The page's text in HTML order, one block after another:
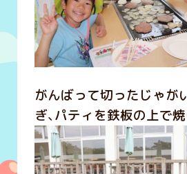
がんばって切ったじゃが
ぎ、パティを鉄板の上で